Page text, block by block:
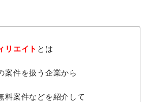
リエイト とは
案件を扱う企業から
料案件などを紹介して